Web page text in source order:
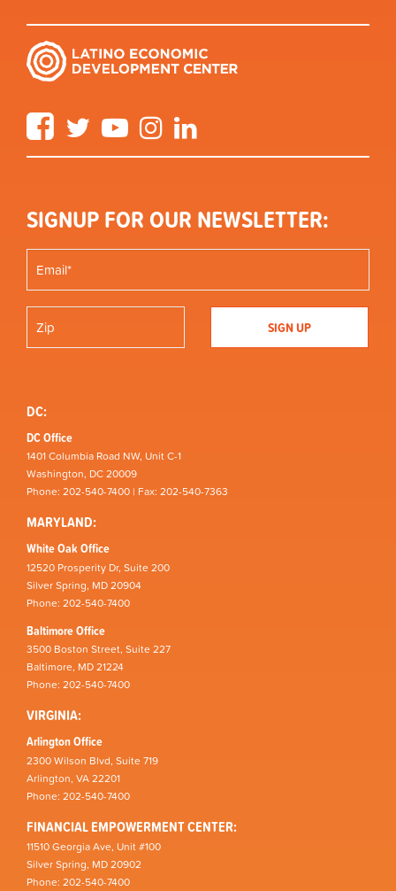
FacebookTwitter YouTube Instagram
SIGNUP FOR OUR NEWSLETTER:
DC:
DC Office
1401 Columbia Road NW, Unit C-1
Washington, DC 20009
Phone: 202-540-7400 | Fax: 202-540-7363
MARYLAND:
White Oak Office
12520 Prosperity Dr, Suite 200
Silver Spring, MD 20904
Phone: 202-540-7400
Baltimore Office
3500 Boston Street, Suite 227
Baltimore, MD 21224
Phone: 202-540-7400
VIRGINIA:
Arlington Office
2300 Wilson Blvd, Suite 719
Arlington, VA 22201
Phone: 202-540-7400
FINANCIAL EMPOWERMENT CENTER:
11510 Georgia Ave, Unit #100
Silver Spring, MD 20902
Phone: 202-540-7400